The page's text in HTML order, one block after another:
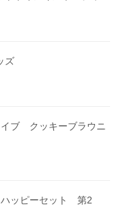
ズ
ブ クッキーブラウニ
ッピーセット 第2